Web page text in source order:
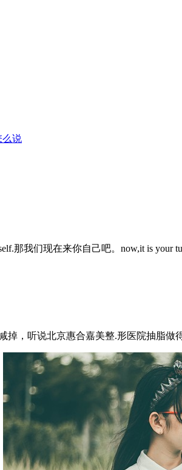
么说
那我们现在来你自己吧。now,it is
掉，听说北京惠合嘉美整.形医院抽脂